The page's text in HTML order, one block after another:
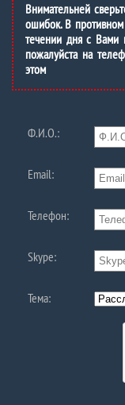
Внимательней
ошибок. В
течении дня с Вами
пожалуйста на
этом
Ф.И.О.:
Email:
Телефон:
Skype:
Тема: